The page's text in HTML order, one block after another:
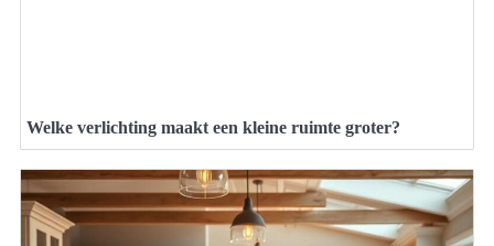
Welke verlichting maakt een kleine ruimte groter?